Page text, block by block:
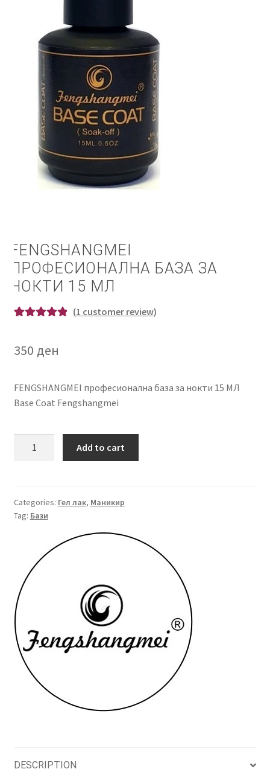
НАШИ БРЕНДОВИ ЗА КОЗМЕТИКА И ФРИЗЕРАЈ
ПЛАЌАЊЕ
ПОЛИТИКА И УСЛОВИ ЗА КОРИСТЕЊЕ
ЗА НАС
ПРОИЗВОДИ
FENGSHANGMEI
ПРОФЕСИОНАЛНА БАЗА ЗА
НОКТИ 15 МЛ
based on
rating
(1 customer review)
350 ден
FENGSHANGMEI професионална база за нокти 15 МЛ
Base Coat Fengshangmei
нокти
15
Add to cart
Categories: Гел лак, Маникир
Tag: Бази
DESCRIPTION